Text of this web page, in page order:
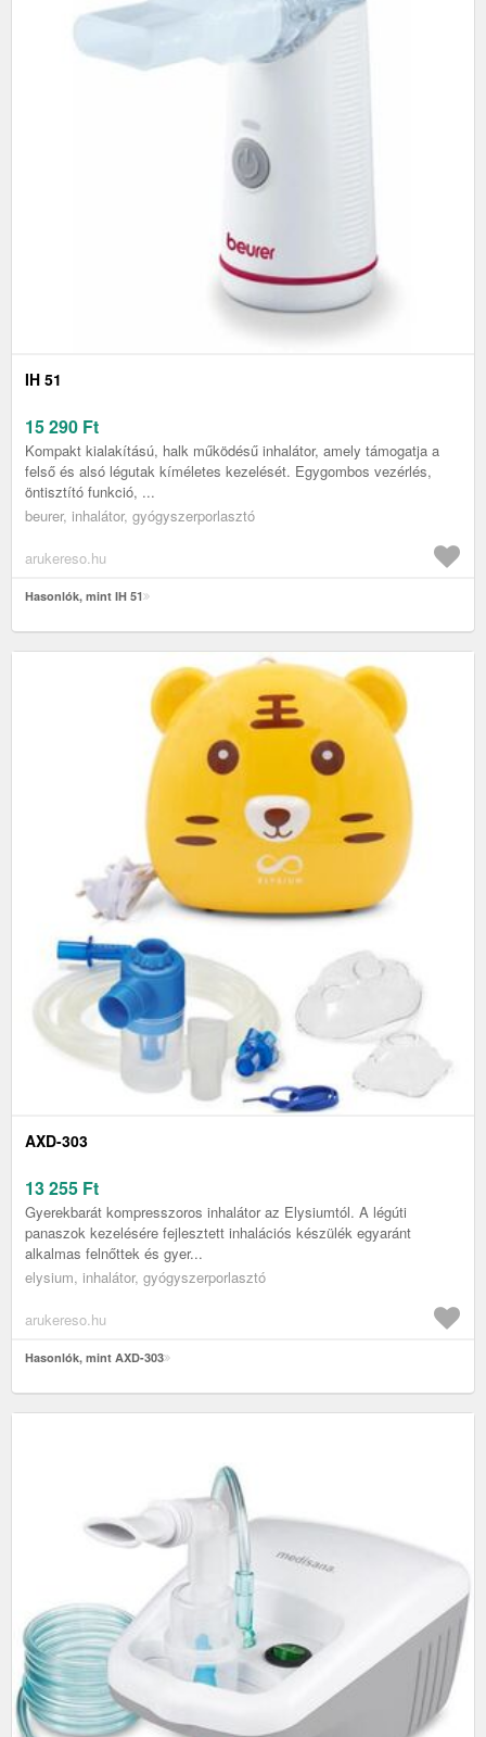
IH 51
15 290 Ft
Kompakt kialakítású, halk működésű inhalátor, amely támogatja a
felső és alsó légutak kíméletes kezelését. Egygombos vezérlés,
öntisztító funkció, ...
beurer, inhalátor, gyógyszerporlasztó
arukereso.hu
Hasonlók, mint IH 51
AXD-303
13 255 Ft
Gyerekbarát kompresszoros inhalátor az Elysiumtól. A légúti
panaszok kezelésére fejlesztett inhalációs készülék egyaránt
alkalmas felnőttek és gyer...
elysium, inhalátor, gyógyszerporlasztó
arukereso.hu
Hasonlók, mint AXD-303